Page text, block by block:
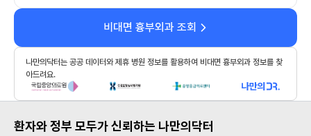
비대면 흉부외과 조회
나만의닥터는 공공 데이터와 제휴 병원 정보를 활용하여 비대면 흉부외과 정보를 찾
아드려요.
환자와 정부 모두가 신뢰하는 나만의닥터